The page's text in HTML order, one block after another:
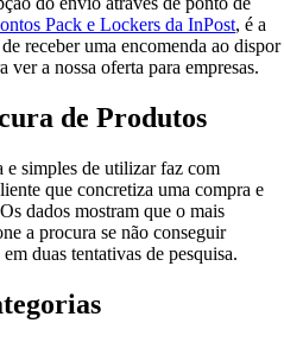
Pack e Lockers da InPost, é a
receber uma encomenda ao dispor
ver a nossa oferta para empresas.
de Produtos
e simples de utilizar faz com
que concretiza uma compra e
dados mostram que o mais
a procura se não conseguir
duas tentativas de pesquisa.